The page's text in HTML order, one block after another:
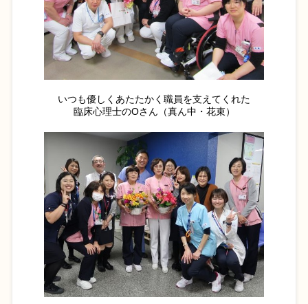
いつも優しくあたたかく職員を支えてくれた
臨床心理士のOさん（真ん中・花束）